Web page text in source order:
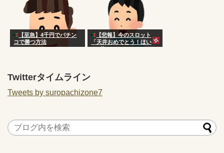
【至急】4千円でパチン
コで勝つ方法
【悲報】今のスロット
「天井おめでとう！ほい
200枚！w」
Twitterタイムライン
Tweets by suropachizone7